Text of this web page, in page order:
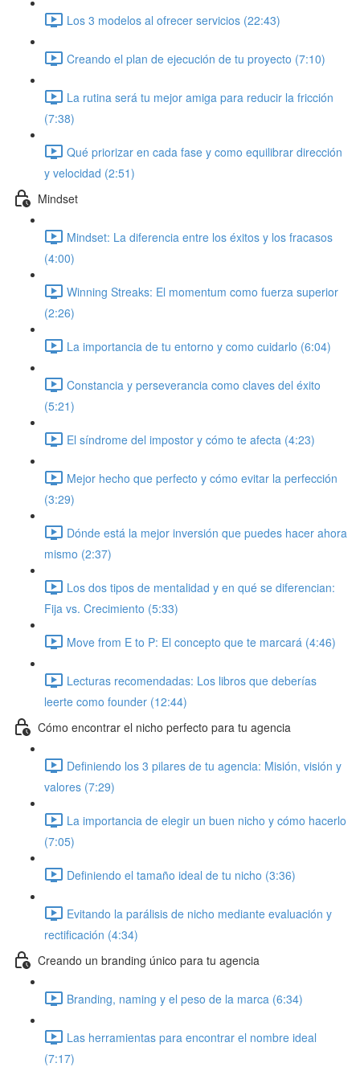
Los 3 modelos al ofrecer servicios (22:43)
Creando el plan de ejecución de tu proyecto (7:10)
La rutina será tu mejor amiga para reducir la fricción
(7:38)
Qué priorizar en cada fase y como equilibrar dirección
y velocidad (2:51)
Mindset
Mindset: La diferencia entre los éxitos y los fracasos
(4:00)
Winning Streaks: El momentum como fuerza superior
(2:26)
La importancia de tu entorno y como cuidarlo (6:04)
Constancia y perseverancia como claves del éxito
(5:21)
El síndrome del impostor y cómo te afecta (4:23)
Mejor hecho que perfecto y cómo evitar la perfección
(3:29)
Dónde está la mejor inversión que puedes hacer ahora
mismo (2:37)
Los dos tipos de mentalidad y en qué se diferencian:
Fija vs. Crecimiento (5:33)
Move from E to P: El concepto que te marcará (4:46)
Lecturas recomendadas: Los libros que deberías
leerte como founder (12:44)
Cómo encontrar el nicho perfecto para tu agencia
Definiendo los 3 pilares de tu agencia: Misión, visión y
valores (7:29)
La importancia de elegir un buen nicho y cómo hacerlo
(7:05)
Definiendo el tamaño ideal de tu nicho (3:36)
Evitando la parálisis de nicho mediante evaluación y
rectificación (4:34)
Creando un branding único para tu agencia
Branding, naming y el peso de la marca (6:34)
Las herramientas para encontrar el nombre ideal
(7:17)